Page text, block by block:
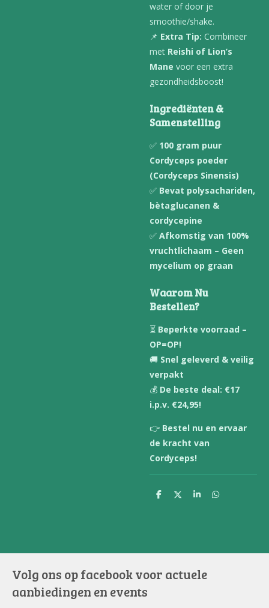
water of door je
smoothie/shake.
📌 Extra Tip: Combineer
met Reishi of Lion’s
Mane voor een extra
gezondheidsboost!
Ingrediënten &
Samenstelling
✅ 100 gram puur
Cordyceps poeder
(Cordyceps Sinensis)
✅ Bevat polysachariden,
bètaglucanen &
cordycepine
✅ Afkomstig van 100%
vruchtlichaam – Geen
mycelium op graan
Waarom Nu
Bestellen?
⏳ Beperkte voorraad –
OP=OP!
🚚 Snel geleverd & veilig
verpakt
💰 De beste deal: €17
i.p.v. €24,95!
👉 Bestel nu en ervaar
de kracht van
Cordyceps!
D
D
S
D
Volg ons op facebook voor actuele
aanbiedingen en events